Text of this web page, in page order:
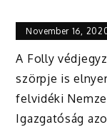
November 16,
A Folly
szörpje is
felvidéki
Igazgatóság